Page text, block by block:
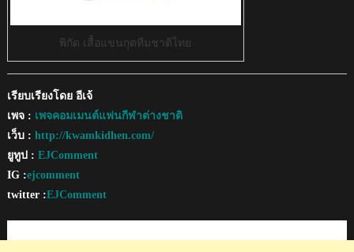
พิกัด เสื้อแขนกุดทีมชาติไทย
เรียบเรียงโดย อีเจ้
เพจ : เพจคอมเมนต์แฟนกีฬาต่างชาติ
เว็บ : http://kwamkidhen.com/
ยูทูป : EJComment
IG :ejcomment
twitter :EJComment